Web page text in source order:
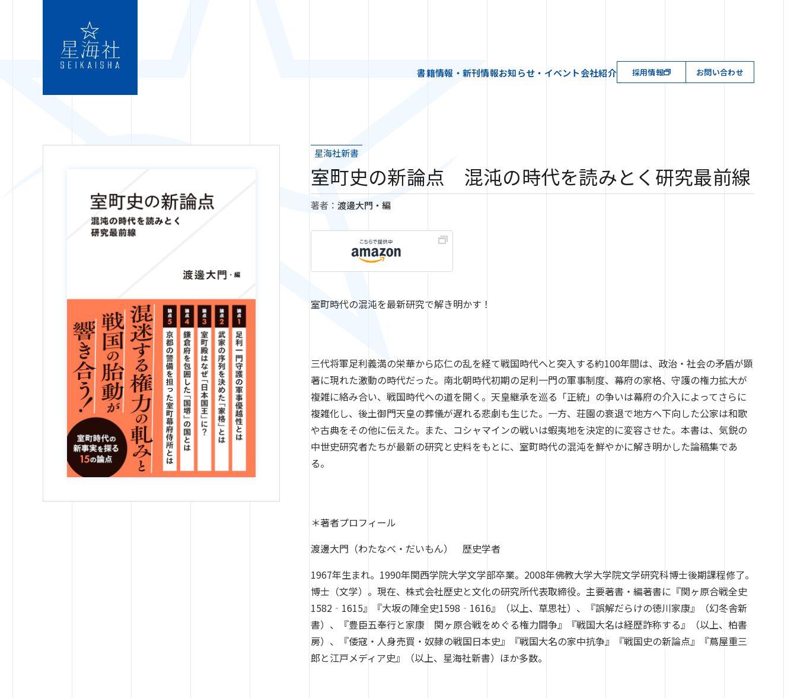
書籍情報・新刊情報お知らせ・イベント会社紹介 採用情報 お問い合わせ
星海社新書
室町史の新論点 混沌の時代を読みとく研究最前線
著者： 渡邊大門・編
室町時代の混沌を最新研究で解き明かす！
三代将軍足利義満の栄華から応仁の乱を経て戦国時代へと突入する約100年間は、政治・社会の矛盾が顕
著に現れた激動の時代だった。南北朝時代初期の足利一門の軍事制度、幕府の家格、守護の権力拡大が
複雑に絡み合い、戦国時代への道を開く。天皇継承を巡る「正統」の争いは幕府の介入によってさらに
複雑化し、後土御門天皇の葬儀が遅れる悲劇も生じた。一方、荘園の衰退で地方へ下向した公家は和歌
や古典をその他に伝えた。また、コシャマインの戦いは蝦夷地を決定的に変容させた。本書は、気鋭の
中世史研究者たちが最新の研究と史料をもとに、室町時代の混沌を鮮やかに解き明かした論稿集であ
る。
＊著者プロフィール
渡邊大門（わたなべ・だいもん） 歴史学者
1967年生まれ。1990年関西学院大学文学部卒業。2008年佛教大学大学院文学研究科博士後期課程修了。
博士（文学）。現在、株式会社歴史と文化の研究所代表取締役。主要著書・編著書に『関ヶ原合戦全史
1582‐1615』『大坂の陣全史1598‐1616』（以上、草思社）、『誤解だらけの徳川家康』（幻冬舎新
書）、『豊臣五奉行と家康 関ヶ原合戦をめぐる権力闘争』『戦国大名は経歴詐称する』（以上、柏書
房）、『倭寇・人身売買・奴隷の戦国日本史』『戦国大名の家中抗争』『戦国史の新論点』『蔦屋重三
郎と江戸メディア史』（以上、星海社新書）ほか多数。